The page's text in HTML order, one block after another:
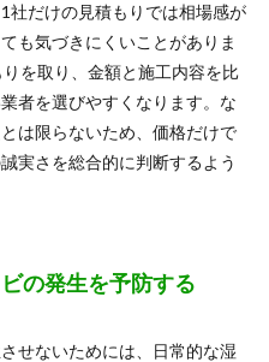
社だけの見積もりでは相場感が
も気づきにくいことがありま
を取り、金額と施工内容を比
者を選びやすくなります。な
は限らないため、価格だけで
実さを総合的に判断するよう
の発生を予防する
せないためには、日常的な湿